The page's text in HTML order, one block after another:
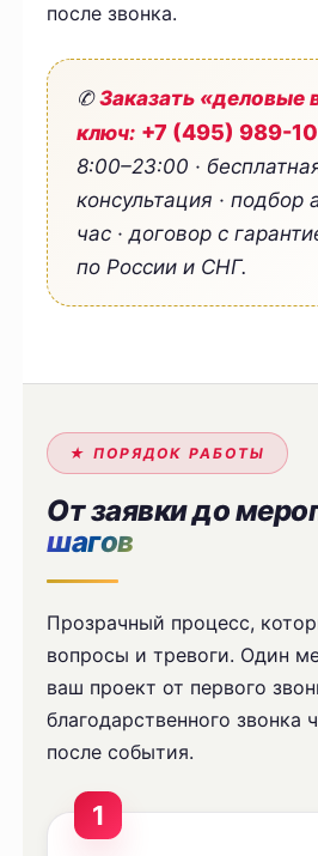
после звонка.
✆Заказать «деловые
ключ: +7 (495) 989-
8:00–23:00 ·
консультация · подбор
час · договор с
по России и СНГ.
★ ПОРЯДОК РАБОТЫ
От заявки до
шагов
Прозрачный процесс,
вопросы и тревоги. Один
ваш проект от первого
благодарственного звонка
после события.
1